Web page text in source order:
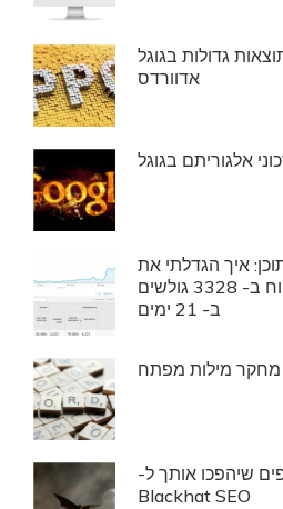
גדולות בגוגל
אדוורדס
אלגוריתם בגוגל
איך הגדלתי את
הטראפיק האורגני של לקוח ב- 3328 גולשים
ב- 21 ימים
מחקר מילות מפתח
שיהפכו אותך ל-
Blackhat SEO